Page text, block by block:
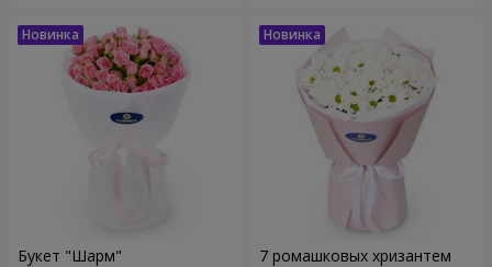
Букет "Шарм" 7 ромашковых хризантем